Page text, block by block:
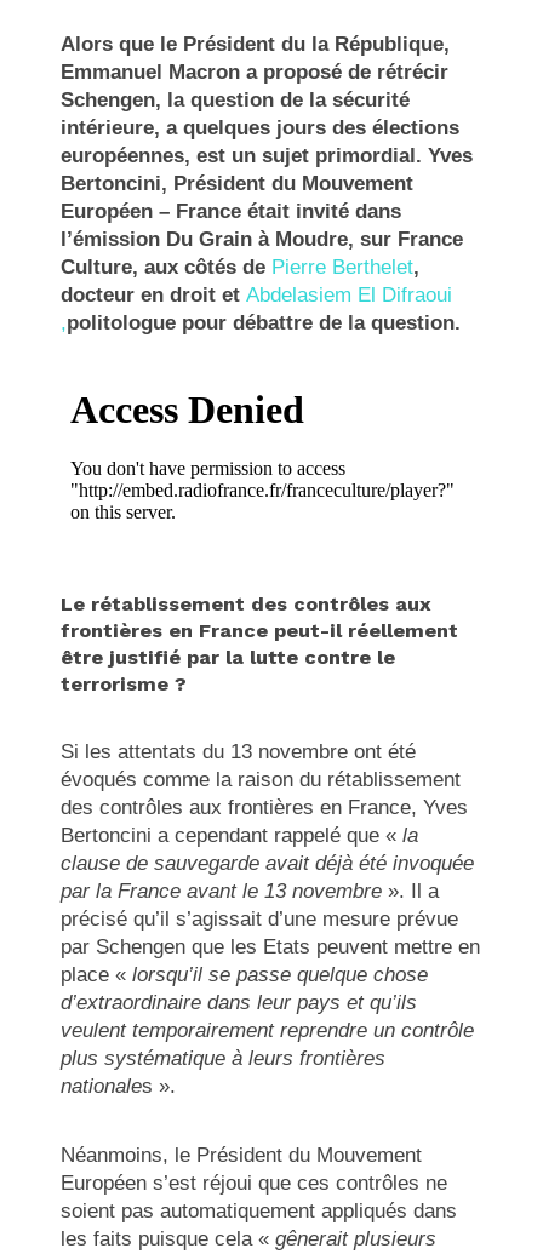
Alors que le Président du la République,
Emmanuel Macron a proposé de rétrécir
Schengen, la question de la sécurité
intérieure, a quelques jours des élections
européennes, est un sujet primordial. Yves
Bertoncini, Président du Mouvement
Européen – France était invité dans
l’émission Du Grain à Moudre, sur France
Culture, aux côtés de Pierre Berthelet,
docteur en droit etAbdelasiem El Difraoui
,politologue pour débattre de la question.
Le rétablissement des contrôles aux
frontières en France peut-il réellement
être justifié par la lutte contre le
terrorisme ?
Si les attentats du 13 novembre ont été
évoqués comme la raison du rétablissement
des contrôles aux frontières en France, Yves
Bertoncini a cependant rappelé que «la
clause de sauvegarde avait déjà été invoquée
par la France avant le 13 novembre ». Il a
précisé qu’il s’agissait d’une mesure prévue
par Schengen que les Etats peuvent mettre en
place «lorsqu’il se passe quelque chose
d’extraordinaire dans leur pays et qu’ils
veulent temporairement reprendre un contrôle
plus systématique à leurs frontières
nationales ».
Néanmoins, le Président du Mouvement
Européen s’est réjoui que ces contrôles ne
soient pas automatiquement appliqués dans
les faits puisque cela «gênerait plusieurs